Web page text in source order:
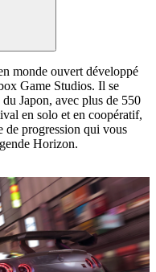
monde ouvert développé
Game Studios. Il se
Japon, avec plus de 550
en solo et en coopératif,
de progression qui vous
Horizon.